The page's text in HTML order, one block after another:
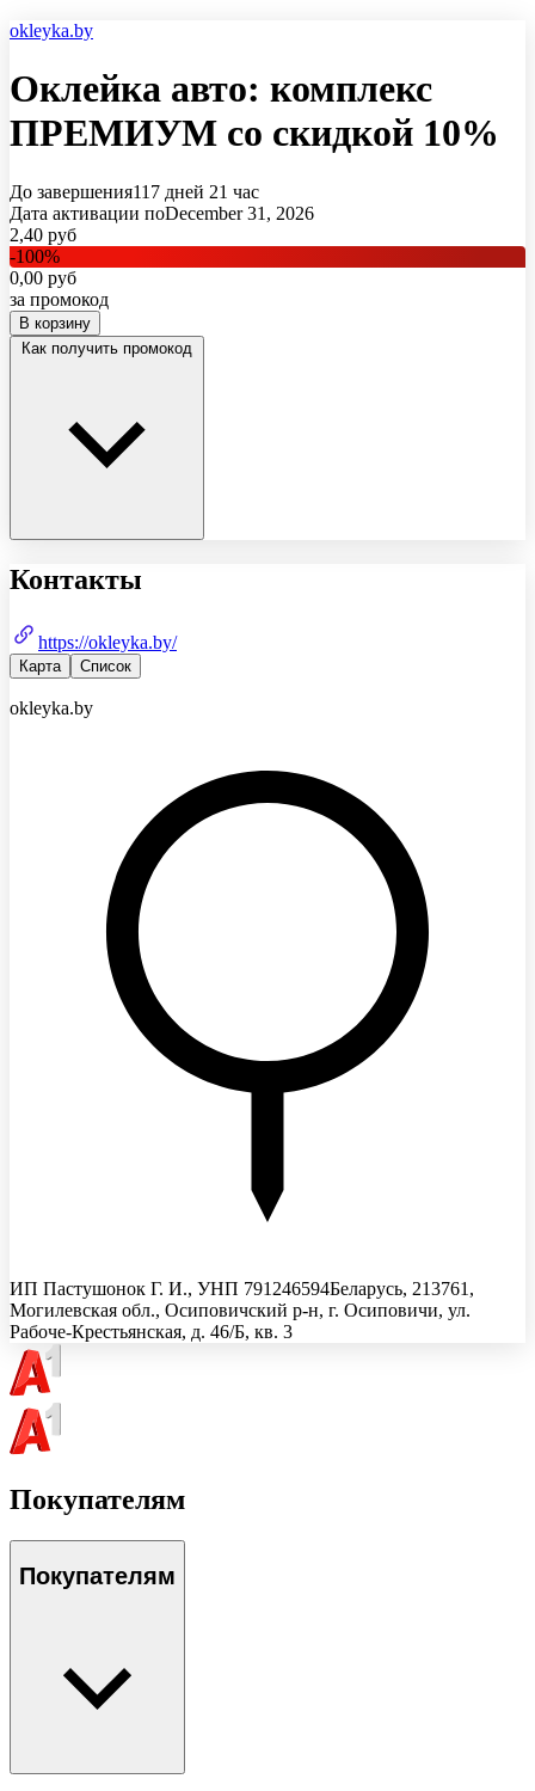
okleyka.by
Оклейка авто: комплекс
ПРЕМИУМ со скидкой 10%
До завершения117 дней 21 час
Дата активации поDecember 31, 2026
2,40 руб
-100%
0,00 руб
за промокод
В корзину
Как получить промокод
Контакты
https://okleyka.by/
Карта Список
okleyka.by
ИП Пастушонок Г. И., УНП 791246594Беларусь, 213761,
Могилевская обл., Осиповичский р-н, г. Осиповичи, ул.
Рабоче-Крестьянская, д. 46/Б, кв. 3
Покупателям
Покупателям